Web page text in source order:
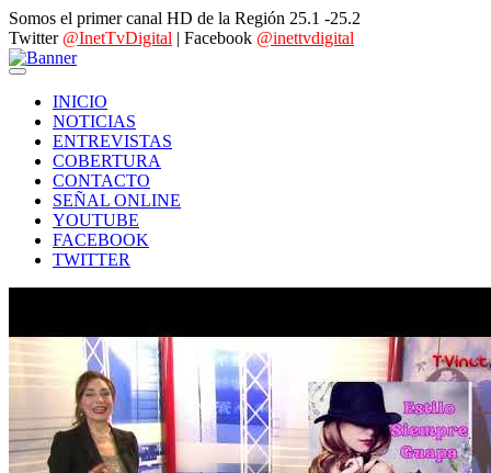
Somos el primer canal HD de la Región 25.1 -25.2
Twitter @InetTvDigital | Facebook @inettvdigital
INICIO
NOTICIAS
ENTREVISTAS
COBERTURA
CONTACTO
SEÑAL ONLINE
YOUTUBE
FACEBOOK
TWITTER